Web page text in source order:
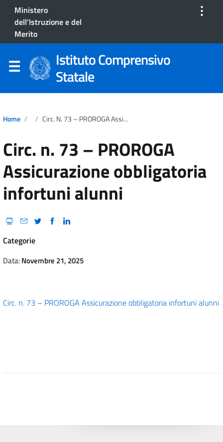
Ministero
dell'Istruzione e del
Merito
⋮
Istituto Comprensivo
Statale
Home Circ. N. 73 – PROROGA Assicurazione Obbligatoria Infortuni Alunni
Circ. n. 73 – PROROGA
Assicurazione obbligatoria
infortuni alunni
Categorie
Data:Novembre 21, 2025
Circ. n. 73 – PROROGA Assicurazione obbligatoria infortuni alunni